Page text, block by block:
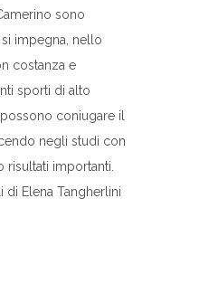
sono
impegna, nello
costanza e
sporti di alto
coniugare il
negli studi con
importanti.
di Elena Tangherlini